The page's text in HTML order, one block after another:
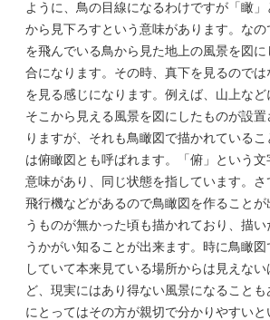
ように、鳥の目線になるわけですが「瞰
から見下ろすという意味があります。な
を飛んでいる鳥から見た地上の風景を図
合になります。その時、真下を見るので
を見る感じになります。例えば、山上など
そこから見える風景を図にしたものが設
りますが、それも鳥瞰図で描かれている
は俯瞰図とも呼ばれます。「俯」という文
意味があり、同じ状態を指しています。
飛行機などがあるので鳥瞰図を作ること
うものが無かった頃も描かれており、描
うかがい知ることが出来ます。時に鳥瞰
していて本来見ている場所からは見えな
ど、現実にはあり得ない風景になること
にとってはその方が親切で分かりやすい